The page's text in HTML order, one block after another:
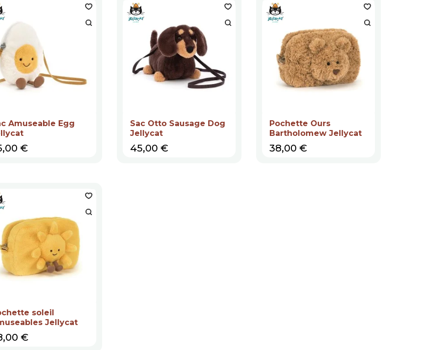
Amuseable Egg
€
Sac Otto Sausage Dog
Jellycat
Prix
45,00 €
Pochette Ours
Bartholomew Jellycat
Prix
38,00 €
soleil
Jellycat
€